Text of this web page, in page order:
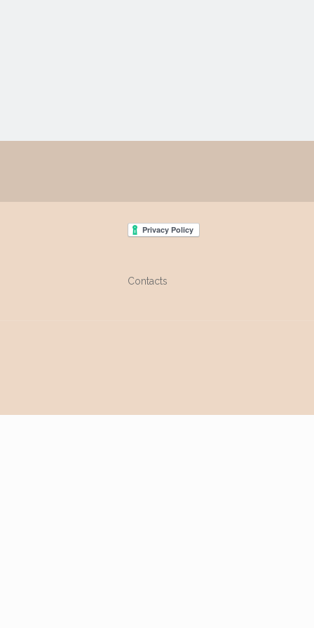
Contacts